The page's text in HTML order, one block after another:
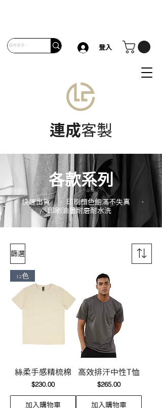
登入
連成客製
各款系列
• 快速出貨 • 印刷顏色飽滿不失真 •
印刷油墨耐磨耐水洗
篩選
12色
絲柔手感精梳棉
價格
$230.00
加入購物車
高效排汗中性T恤
價格
$265.00
加入購物車